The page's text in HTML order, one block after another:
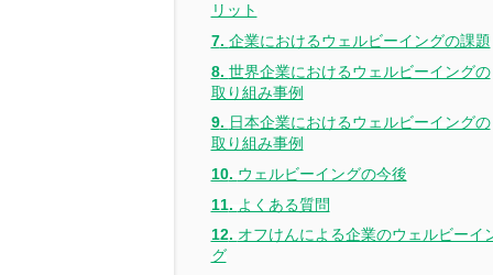
リット
企業におけるウェルビーイングの課題
世界企業におけるウェルビーイングの
取り組み事例
日本企業におけるウェルビーイングの
取り組み事例
ウェルビーイングの今後
よくある質問
オフけんによる企業のウェルビーイ
グ